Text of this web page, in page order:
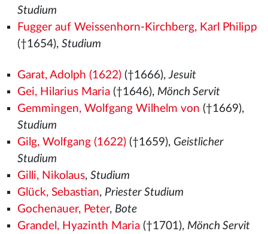
Studium
Fugger auf Weissenhorn-Kirchberg, Karl Philipp
(†1654), Studium
Garat, Adolph (1622)(†1666),Jesuit
Gei, Hilarius Maria(†1646), Mönch Servit
Gemmingen, Wolfgang Wilhelm von (†1669),
Studium
Gilg, Wolfgang (1622)(†1659), Geistlicher
Studium
Gilli, Nikolaus, Studium
Glück, Sebastian, Priester Studium
Gochenauer, Peter, Bote
Grandel, Hyazinth Maria(†1701), Mönch Servit